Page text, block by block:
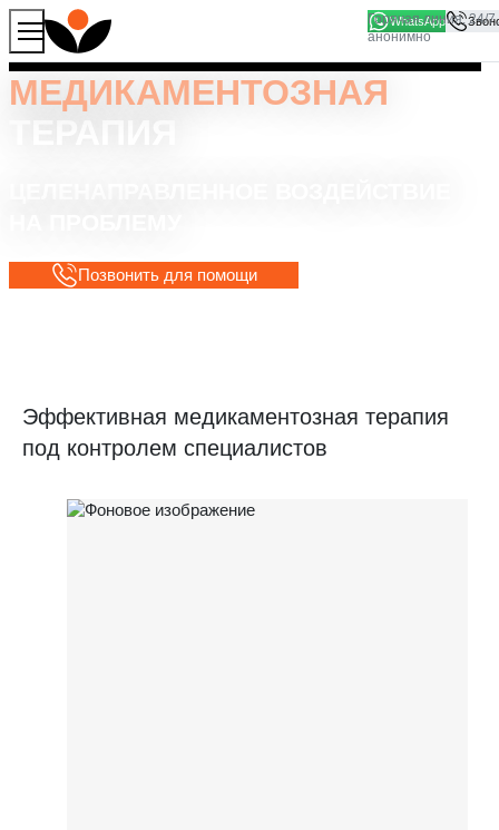
WhatsApp
МЕДИКАМЕНТОЗНАЯ
Позвонить для помощи
Эффективная медикаментозная терапия
под контролем специалистов
Продолжая работу с сайтом, вы соглашаетесь на то, что
мы используем файлы
Хорошо